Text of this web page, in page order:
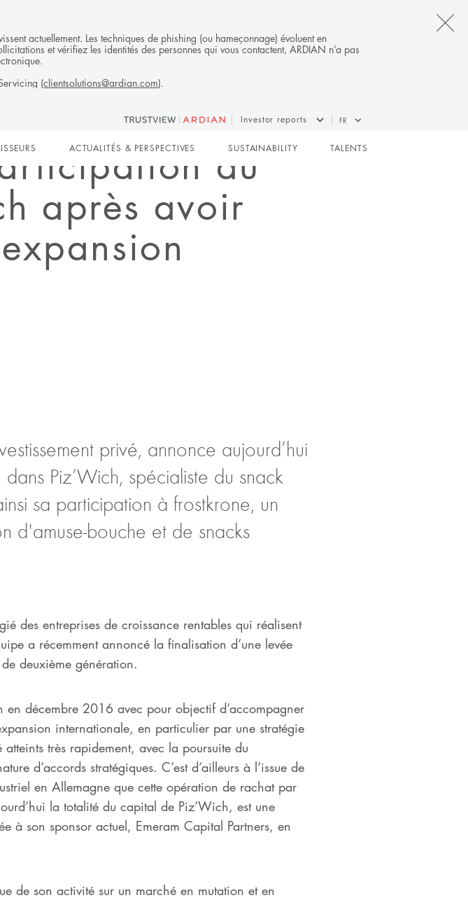
actuellement. Les techniques de phishing (ou hameçonnage) évoluent en
et vérifiez les identités des personnes qui vous contactent, ARDIAN n’a pas
(clientsolutions@ardian.com).
Investor reports FR
ACTUALITÉS & PERSPECTIVES SUSTAINABILITY TALENTS
au
après avoir
privé, annonce aujourd’hui
Piz’Wich, spécialiste du snack
sa participation à frostkrone, un
d'amuse-bouche et de snacks
des entreprises de croissance rentables qui réalisent
a récemment annoncé la finalisation d’une levée
deuxième génération.
en décembre 2016 avec pour objectif d’accompagner
internationale, en particulier par une stratégie
très rapidement, avec la poursuite du
d’accords stratégiques. C’est d’ailleurs à l’issue de
en Allemagne que cette opération de rachat par
la totalité du capital de Piz’Wich, est une
à son sponsor actuel, Emeram Capital Partners, en
de son activité sur un marché en mutation et en